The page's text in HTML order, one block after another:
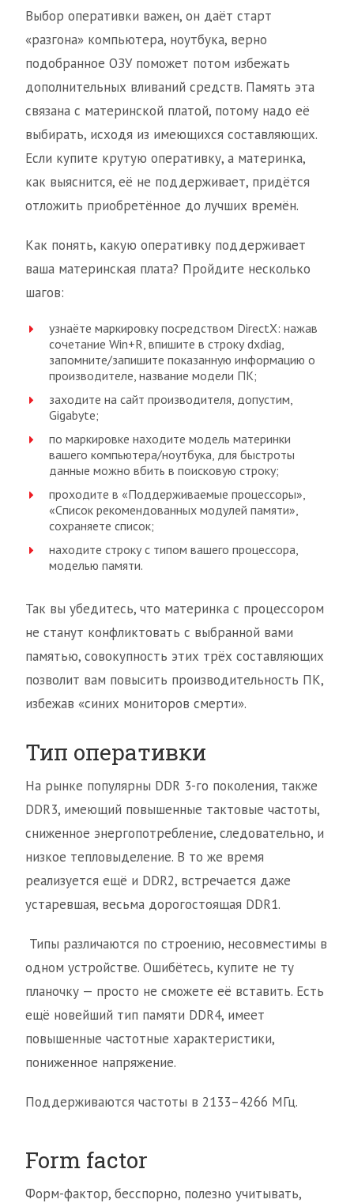
Выбор оперативки важен, он даёт старт
«разгона» компьютера, ноутбука, верно
подобранное ОЗУ поможет потом избежать
дополнительных вливаний средств. Память эта
связана с материнской платой, потому надо её
выбирать, исходя из имеющихся составляющих.
Если купите крутую оперативку, а материнка,
как выяснится, её не поддерживает, придётся
отложить приобретённое до лучших времён.
Как понять, какую оперативку поддерживает
ваша материнская плата? Пройдите несколько
шагов:
узнаёте маркировку посредством DirectX: нажав
сочетание Win+R, впишите в строку dxdiag,
запомните/запишите показанную информацию о
производителе, название модели ПК;
заходите на сайт производителя, допустим,
Gigabyte;
по маркировке находите модель материнки
вашего компьютера/ноутбука, для быстроты
данные можно вбить в поисковую строку;
проходите в «Поддерживаемые процессоры»,
«Список рекомендованных модулей памяти»,
сохраняете список;
находите строку с типом вашего процессора,
моделью памяти.
Так вы убедитесь, что материнка с процессором
не станут конфликтовать с выбранной вами
памятью, совокупность этих трёх составляющих
позволит вам повысить производительность ПК,
избежав «синих мониторов смерти».
Тип оперативки
На рынке популярны DDR 3-го поколения, также
DDR3, имеющий повышенные тактовые частоты,
сниженное энергопотребление, следовательно, и
низкое тепловыделение. В то же время
реализуется ещё и DDR2, встречается даже
устаревшая, весьма дорогостоящая DDR1.
Типы различаются по строению, несовместимы в
одном устройстве. Ошибётесь, купите не ту
планочку — просто не сможете её вставить. Есть
ещё новейший тип памяти DDR4, имеет
повышенные частотные характеристики,
пониженное напряжение.
Поддерживаются частоты в 2133–4266 МГц.
Form factor
Форм-фактор, бесспорно, полезно учитывать,